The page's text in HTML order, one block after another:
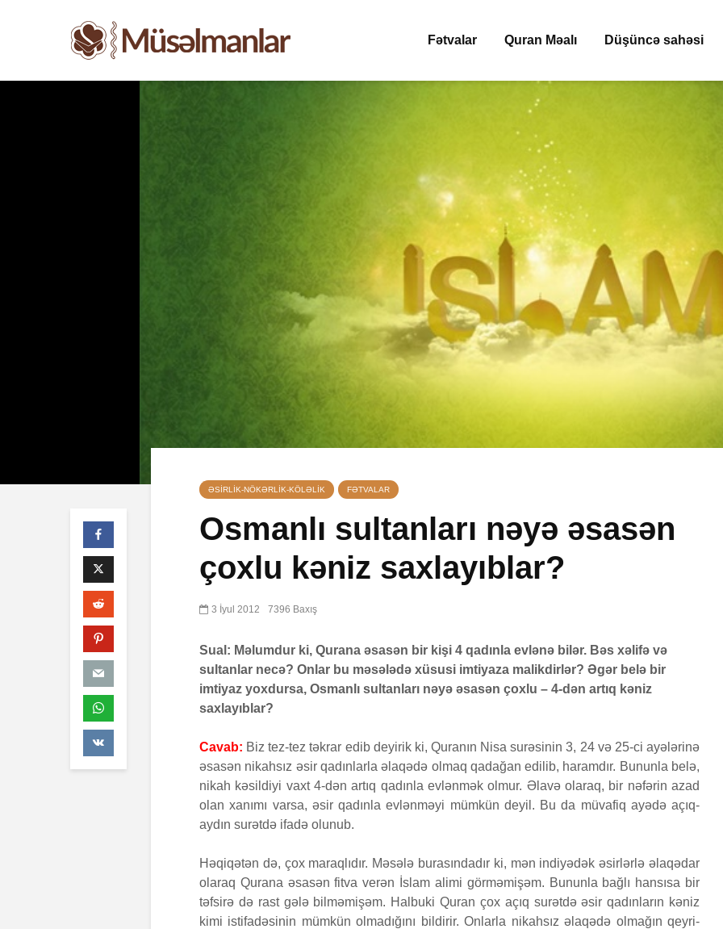
Fətvalar Quran Məalı Düşüncə sahəsi
ƏSIRLIK-NÖKƏRLIK-KÖLƏLIK FƏTVALAR
Osmanlı sultanları nəyə əsasən
çoxlu kəniz saxlayıblar?
3 İyul 2012 7396 Baxış
Sual: Məlumdur ki, Qurana əsasən bir kişi 4 qadınla evlənə bilər. Bəs xəlifə və
sultanlar necə? Onlar bu məsələdə xüsusi imtiyaza malikdirlər? Əgər belə bir
imtiyaz yoxdursa, Osmanlı sultanları nəyə əsasən çoxlu – 4-dən artıq kəniz
saxlayıblar?
Cavab: Biz tez-tez təkrar edib deyirik ki, Quranın Nisa surəsinin 3, 24 və 25-ci ayələrinə
əsasən nikahsız əsir qadınlarla əlaqədə olmaq qadağan edilib, haramdır. Bununla belə,
nikah kəsildiyi vaxt 4-dən artıq qadınla evlənmək olmur. Əlavə olaraq, bir nəfərin azad
olan xanımı varsa, əsir qadınla evlənməyi mümkün deyil. Bu da müvafiq ayədə açıq-
aydın surətdə ifadə olunub.
Həqiqətən də, çox maraqlıdır. Məsələ burasındadır ki, mən indiyədək əsirlərlə əlaqədar
olaraq Qurana əsasən fitva verən İslam alimi görməmişəm. Bununla bağlı hansısa bir
təfsirə də rast gələ bilməmişəm. Halbuki Quran çox açıq surətdə əsir qadınların kəniz
kimi istifadəsinin mümkün olmadığını bildirir. Onlarla nikahsız əlaqədə olmağın qeyri-
Qeyri-müsəlmanı
müsəlmana qisas
17 İyul 2026
33 Baxış
Faiz nədir?
7 İyul 2026 53 Baxış
49 Baxış
Əhzab surəsi
oxumağı və yazmağı
bacarırdı, yoxsa,
yox?
Səcdə surəsi
12 İyun 2026
81 Baxış
olmazmı?
5 İyun 2026
37 Baxış
27 İyul
32 Baxış